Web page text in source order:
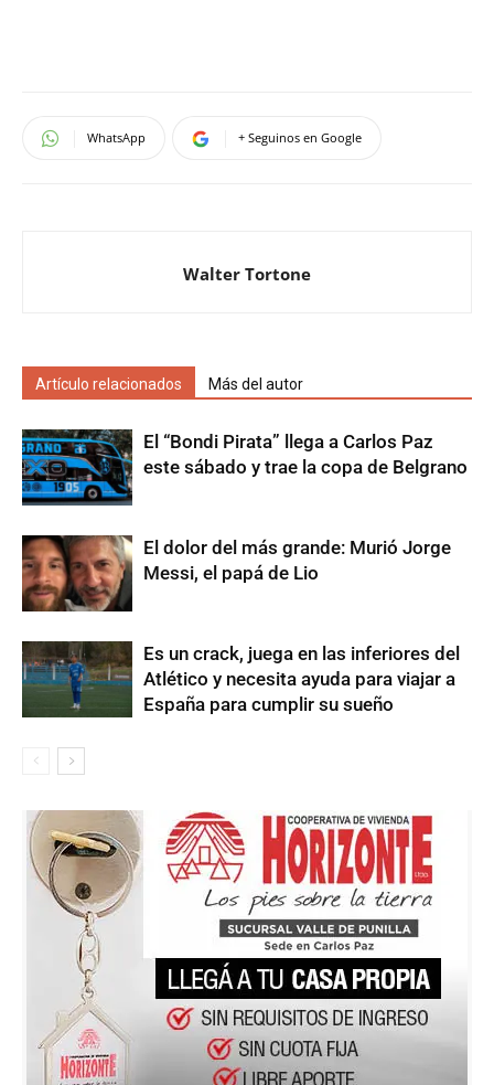
WhatsApp + Seguinos en Google
Walter Tortone
Artículo relacionados Más del autor
El “Bondi Pirata” llega a Carlos Paz
este sábado y trae la copa de Belgrano
El dolor del más grande: Murió Jorge
Messi, el papá de Lio
Es un crack, juega en las inferiores del
Atlético y necesita ayuda para viajar a
España para cumplir su sueño